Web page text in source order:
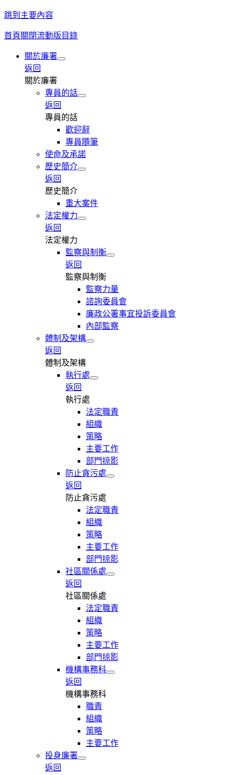
跳到主要內容
首頁 關閉流動版目錄
關於廉署
返回
關於廉署
專員的話
返回
專員的話
歡迎辭
專員隨筆
使命及承諾
歷史簡介
返回
歷史簡介
重大案件
法定權力
返回
法定權力
監察與制衡
返回
監察與制衡
監察力量
諮詢委員會
廉政公署事宜投訴委員會
內部監察
體制及架構
返回
體制及架構
執行處
返回
執行處
法定職責
組織
策略
主要工作
部門掠影
防止貪污處
返回
防止貪污處
法定職責
組織
策略
主要工作
部門掠影
社區關係處
返回
社區關係處
法定職責
組織
策略
主要工作
部門掠影
機構事務科
返回
機構事務科
職責
組織
策略
主要工作
投身廉署
返回